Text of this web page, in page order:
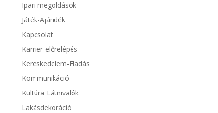
Ipari megoldások
Játék-Ajándék
Kapcsolat
Karrier-előrelépés
Kereskedelem-Eladás
Kommunikáció
Kultúra-Látnivalók
Lakásdekoráció